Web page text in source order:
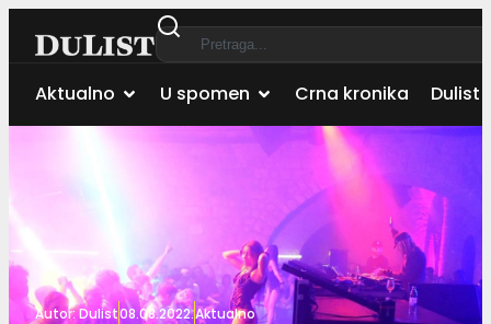
Aktualno U spomen Crna kronika Dulist
Autor:Dulist08.08.2022.Aktualno